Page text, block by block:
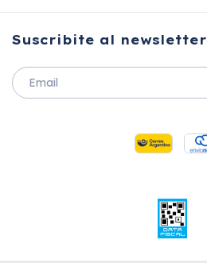
Suscribite al newsletter